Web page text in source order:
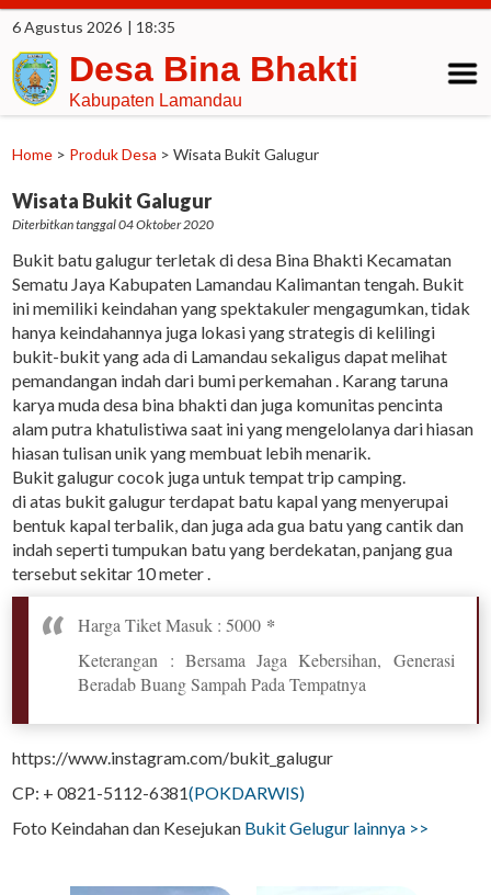
6 Agustus 2026 | 18:35
Desa Bina Bhakti
Kabupaten Lamandau
Home > Produk Desa >Wisata Bukit Galugur
Wisata Bukit Galugur
Diterbitkan tanggal 04 Oktober 2020
Bukit batu galugur terletak di desa Bina Bhakti Kecamatan
Sematu Jaya Kabupaten Lamandau Kalimantan tengah. Bukit
ini memiliki keindahan yang spektakuler mengagumkan, tidak
hanya keindahannya juga lokasi yang strategis di kelilingi
bukit-bukit yang ada di Lamandau sekaligus dapat melihat
pemandangan indah dari bumi perkemahan . Karang taruna
karya muda desa bina bhakti dan juga komunitas pencinta
alam putra khatulistiwa saat ini yang mengelolanya dari hiasan
hiasan tulisan unik yang membuat lebih menarik.
Bukit galugur cocok juga untuk tempat trip camping.
di atas bukit galugur terdapat batu kapal yang menyerupai
bentuk kapal terbalik, dan juga ada gua batu yang cantik dan
indah seperti tumpukan batu yang berdekatan, panjang gua
tersebut sekitar 10 meter .
Harga Tiket Masuk : 5000 *
Keterangan : Bersama Jaga Kebersihan, Generasi
Beradab Buang Sampah Pada Tempatnya
https://www.instagram.com/bukit_galugur
CP: + 0821-5112-6381(POKDARWIS)
Foto Keindahan dan Kesejukan Bukit Gelugur lainnya >>